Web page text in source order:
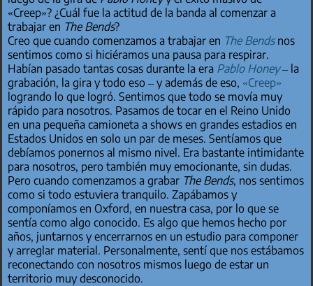
«Creep»? ¿Cuál fue la actitud de la banda al comenzar a
trabajar en The Bends?
Creo que cuando comenzamos a trabajar en The Bendsnos
sentimos como si hiciéramos una pausa para respirar.
Habían pasado tantas cosas durante la era Pablo Honey– la
grabación, la gira y todo eso – y además de eso, «Creep»
logrando lo que logró. Sentimos que todo se movía muy
rápido para nosotros. Pasamos de tocar en el Reino Unido
en una pequeña camioneta a shows en grandes estadios en
Estados Unidos en solo un par de meses. Sentíamos que
debíamos ponernos al mismo nivel. Era bastante intimidante
para nosotros, pero también muy emocionante, sin dudas.
Pero cuando comenzamos a grabar The Bends, nos sentimos
como si todo estuviera tranquilo. Zapábamos y
componíamos en Oxford, en nuestra casa, por lo que se
sentía como algo conocido. Es algo que hemos hecho por
años, juntarnos y encerrarnos en un estudio para componer
y arreglar material. Personalmente, sentí que nos estábamos
reconectando con nosotros mismos luego de estar un
territorio muy desconocido.